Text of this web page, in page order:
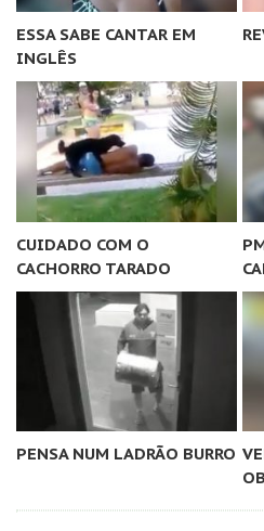
ESSA SABE CANTAR EM
INGLÊS
CUIDADO COM O
CACHORRO TARADO
PENSA NUM LADRÃO BURRO